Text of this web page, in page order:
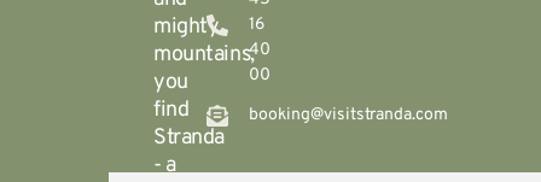
mighty
mountains,
you
find
Stranda
- a
16
40
00
booking@visitstranda.com